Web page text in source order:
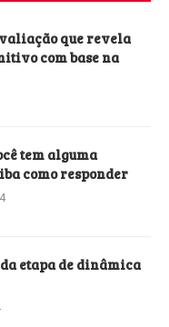
que revela
com base na
tem alguma
como responder
etapa de dinâmica